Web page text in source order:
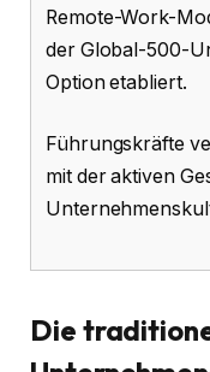
Remote-Work-
der Global-500-
Option etabliert.
Führungskräfte
mit der aktiven
Die